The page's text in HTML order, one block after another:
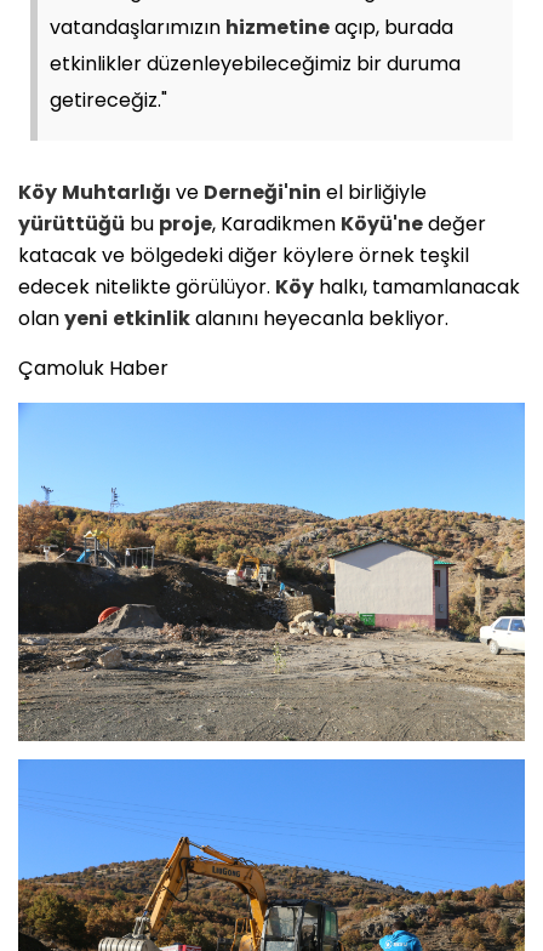
vatandaşlarımızın hizmetineaçıp, burada
etkinlikler düzenleyebileceğimiz bir duruma
getireceğiz."
Köy Muhtarlığı ve Derneği'nin el birliğiyle
yürüttüğü bu proje, Karadikmen Köyü'nedeğer
katacak ve bölgedeki diğer köylere örnek teşkil
edecek nitelikte görülüyor. Köy halkı, tamamlanacak
olanyeni etkinlikalanını heyecanla bekliyor.
Çamoluk Haber